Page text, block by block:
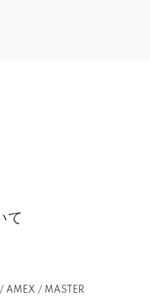
て
AMEX / MASTER